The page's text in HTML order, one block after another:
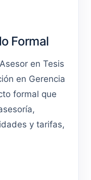
Formal
en Tesis
en Gerencia
formal que
y tarifas,